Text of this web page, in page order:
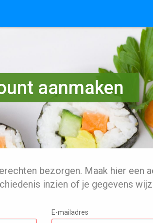
aanmaken
bezorgen. Maak hier een
inzien of je gegevens
E-mailadres